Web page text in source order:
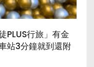
PLUS行旅」有金
站3分鐘就到還附